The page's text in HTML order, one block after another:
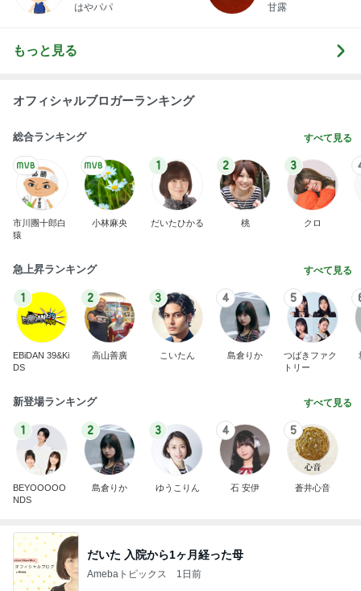
はやパパ 甘露
もっと見る
オフィシャルブロガーランキング
総合ランキング すべて見る
市川團十郎白
猿
小林麻央
1
だいたひかる
2
桃
3
クロ
急上昇ランキング すべて見る
1
EBiDAN 39&Ki
DS
2
高山善廣
3
こいたん
4
島倉りか
5
つばきファク
トリー
新登場ランキング すべて見る
1
BEYOOOOO
NDS
2
島倉りか
3
ゆうこりん
4
石 安伊
5
蒼井心音
だいた 入院から1ヶ月経った母
Amebaトピックス 1日前